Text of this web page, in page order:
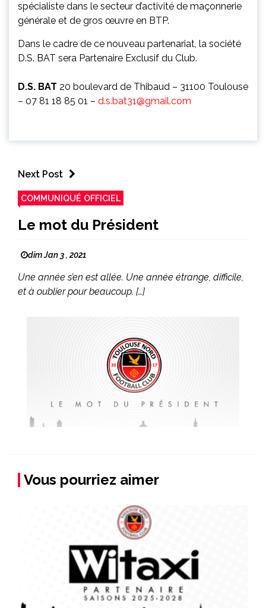
spécialiste dans le secteur d’activité de maçonnerie
générale et de gros œuvre en BTP.
Dans le cadre de ce nouveau partenariat, la société
D.S. BAT sera Partenaire Exclusif du Club.
D.S. BAT 20 boulevard de Thibaud – 31100 Toulouse
– 07 81 18 85 01 – d.s.bat31@gmail.com
Next Post
COMMUNIQUÉ OFFICIEL
Le mot du Président
dim Jan 3 , 2021
Une année s’en est allée. Une année étrange, difficile,
et à oublier pour beaucoup. […]
Vous pourriez aimer